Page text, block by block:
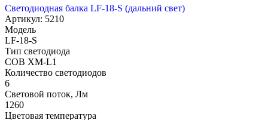
Светодиодная балка LF-18-S (дальний свет)
Артикул: 5210
Модель
LF-18-S
Тип светодиода
COB XM-L1
Количество светодиодов
6
Световой поток, Лм
1260
Цветовая температура